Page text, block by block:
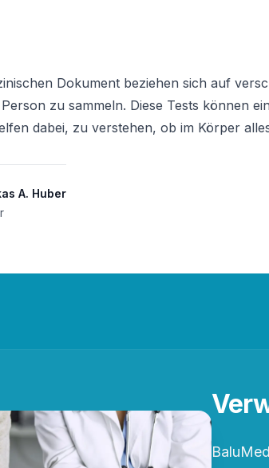
Dokument beziehen sich auf
zu sammeln. Diese Tests können
dabei, zu verstehen, ob im Körper
A. Huber